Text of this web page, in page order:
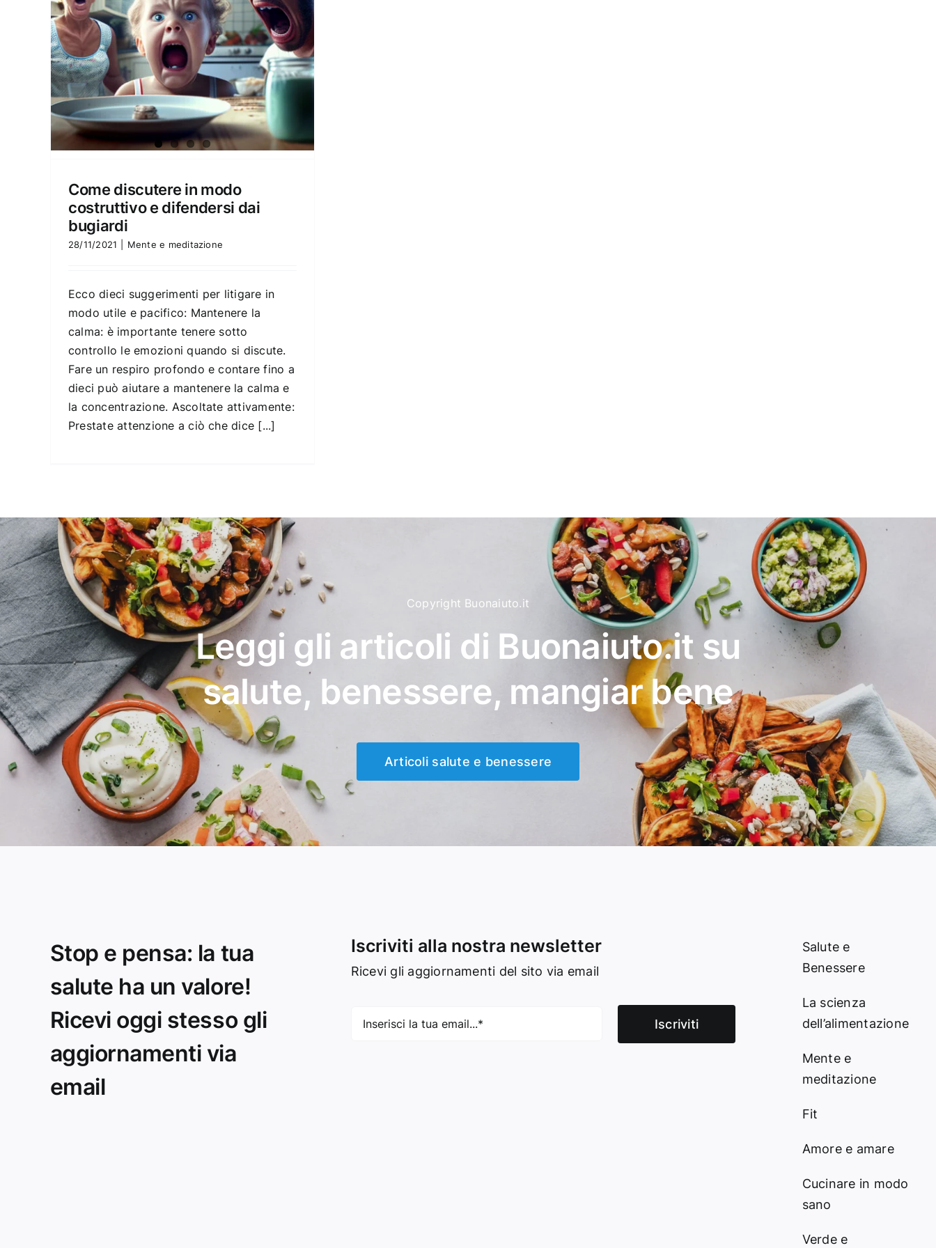
Come discutere in modo
costruttivo e difendersi dai
bugiardi
28/11/2021 Mente e meditazione
Ecco dieci suggerimenti per litigare in
modo utile e pacifico: Mantenere la
calma: è importante tenere sotto
controllo le emozioni quando si discute.
Fare un respiro profondo e contare fino a
dieci può aiutare a mantenere la calma e
la concentrazione. Ascoltate attivamente:
Prestate attenzione a ciò che dice [...]
Copyright Buonaiuto.it
Leggi gli articoli di Buonaiuto.it su
salute, benessere, mangiar bene
Articoli salute e benessere
Stop e pensa: la tua
salute ha un valore!
Ricevi oggi stesso gli
aggiornamenti via
email
Iscriviti alla nostra newsletter
Ricevi gli aggiornamenti del sito via email
Iscriviti
Salute e
Benessere
La scienza
dell’alimentazione
Mente e
meditazione
Fit
Amore e amare
Cucinare in modo
sano
Verde e